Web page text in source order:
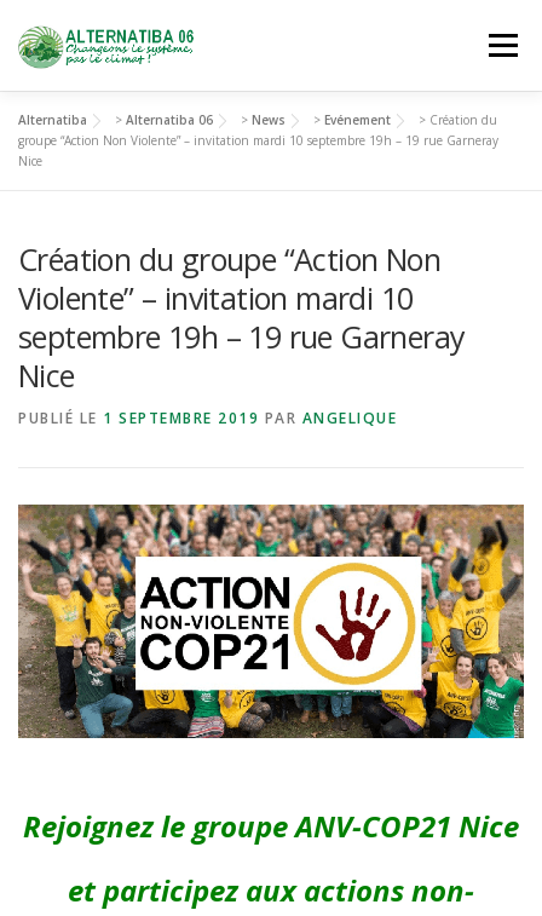
contenu
Menu
NOUS DÉCOUVRIR AGIR SE FORMER
Alternatiba > Alternatiba 06 > News > Evénement > Création du
groupe “Action Non Violente” – invitation mardi 10 septembre 19h – 19 rue Garneray
Nice
Création du groupe “Action Non
Violente” – invitation mardi 10
septembre 19h – 19 rue Garneray
Nice
PUBLIÉ LE 1 SEPTEMBRE 2019 PAR ANGELIQUE
Rejoignez le groupe ANV-COP21 Nice
etparticipez aux actions non-